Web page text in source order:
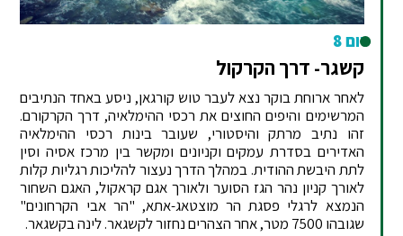
יום 8
קשגר- דרך הקרקול
לאחר ארוחת בוקר נצא לעבר טוש קורגאן, ניסע באחד הנתיבים
המרשימים והיפים החוצים את רכסי ההימלאיה, דרך הקרקורם.
זהו נתיב מרתק והיסטורי, שעובר בינות רכסי ההימלאיה
האדירים בסדרת עמקים וקניונים ומקשר בין מרכז אסיה וסין
לתת היבשת ההודית. במהלך הדרך נעצור להליכות רגליות קלות
לאורך קניון נהר הגז הסוער ולאורך אגם קראקול, האגם השחור
הנמצא לרגלי פסגת הר מוצטאג-אתא, "הר אבי הקרחונים"
שגובהו 7500 מטר, אחר הצהרים נחזור לקשגאר. לינה בקשגאר.